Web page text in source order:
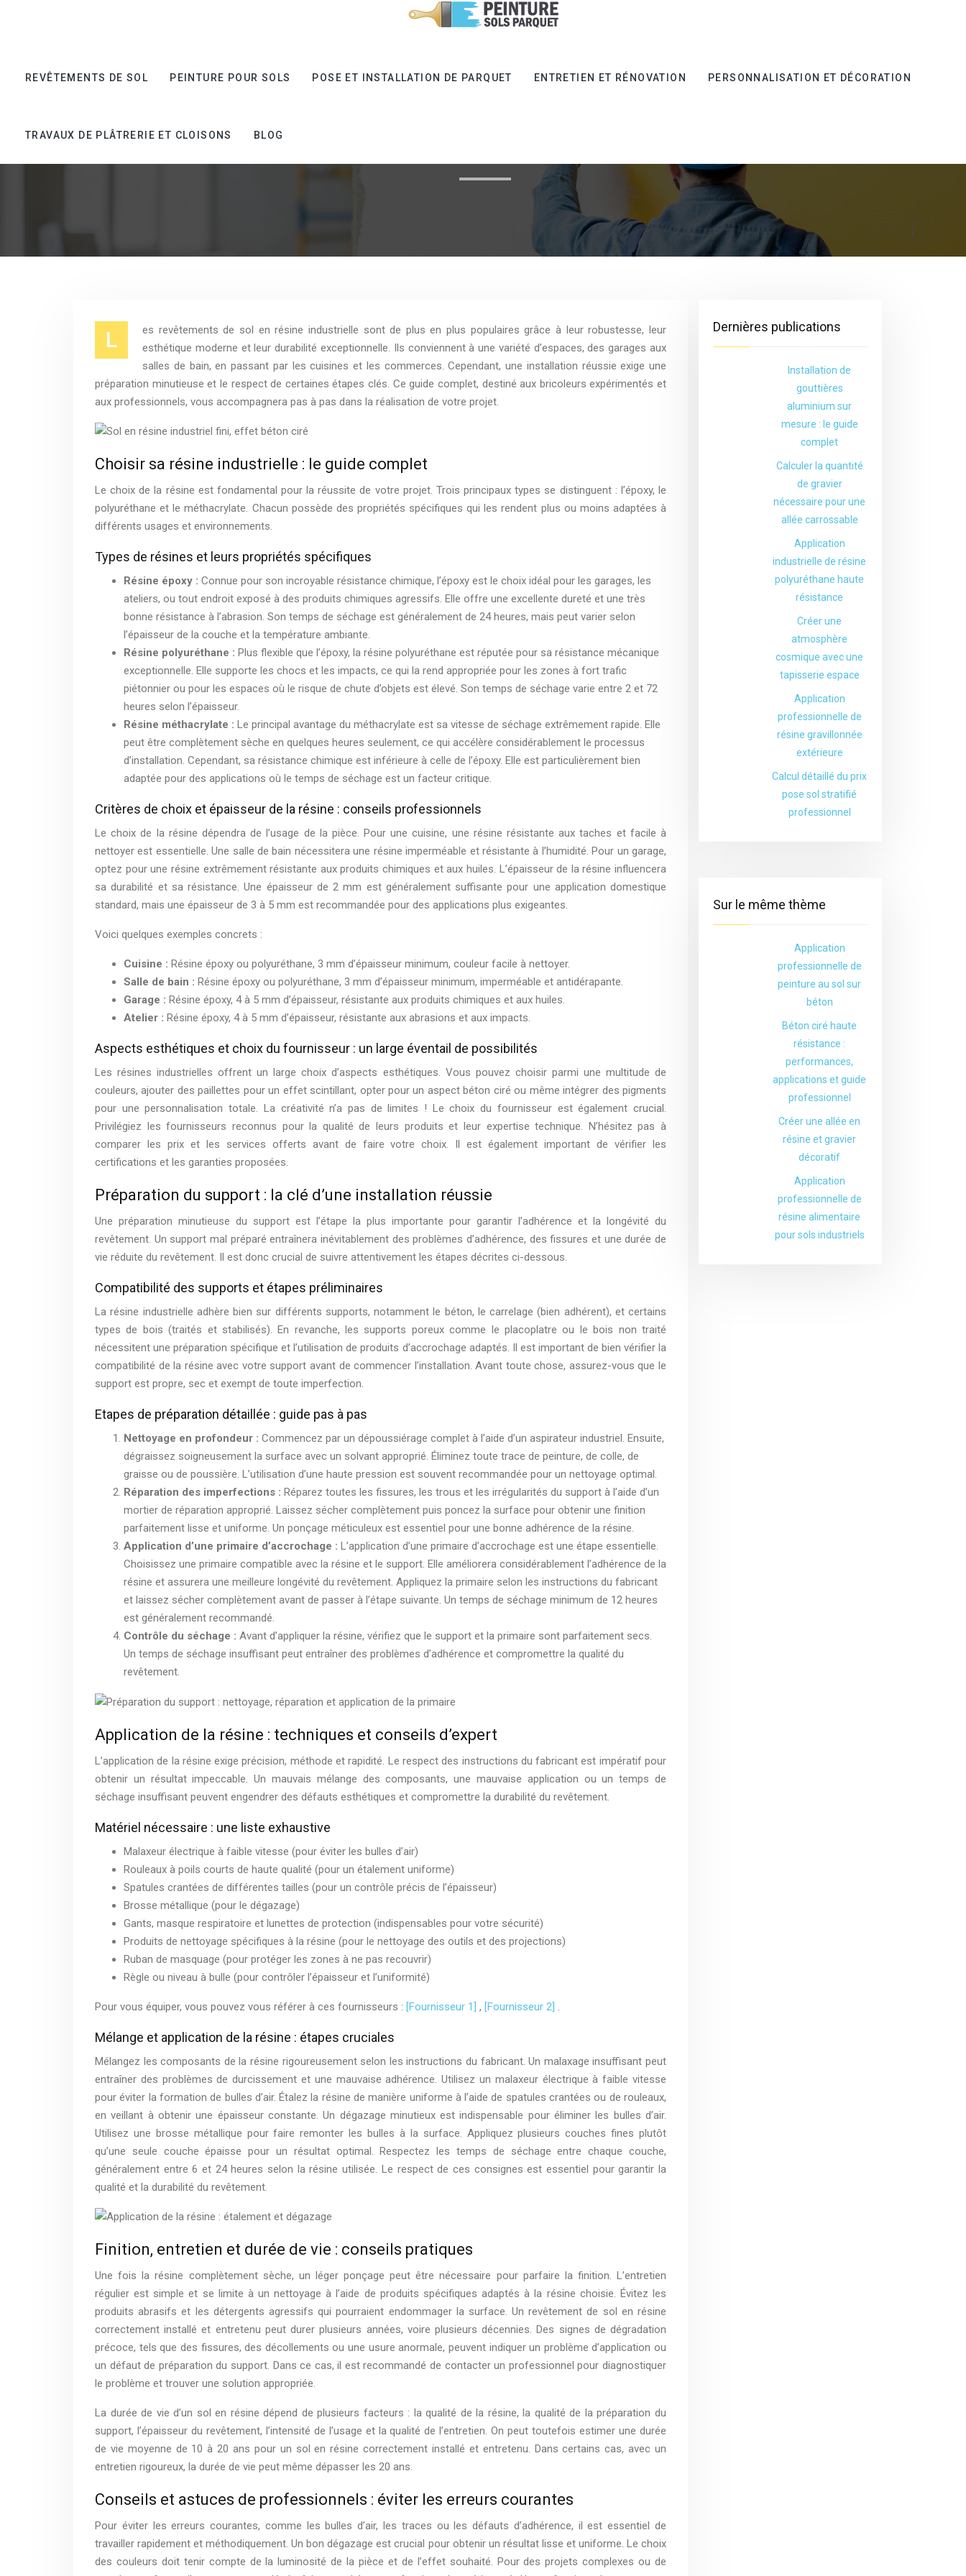
REVÊTEMENTS DE SOL PEINTURE POUR SOLS POSE ET INSTALLATION DE PARQUET ENTRETIEN ET RÉNOVATION PERSONNALISATION ET DÉCORATION
TRAVAUX DE PLÂTRERIE ET CLOISONS BLOG
GUIDE COMPLET POUR UN RÉSULTAT PROFESSIONNEL
L
es revêtements de sol en résine industrielle sont de plus en plus populaires grâce à leur robustesse, leur
esthétique moderne et leur durabilité exceptionnelle. Ils conviennent à une variété d’espaces, des garages aux
salles de bain, en passant par les cuisines et les commerces. Cependant, une installation réussie exige une
préparation minutieuse et le respect de certaines étapes clés. Ce guide complet, destiné aux bricoleurs expérimentés et
aux professionnels, vous accompagnera pas à pas dans la réalisation de votre projet.
Choisir sa résine industrielle : le guide complet
Le choix de la résine est fondamental pour la réussite de votre projet. Trois principaux types se distinguent : l’époxy, le
polyuréthane et le méthacrylate. Chacun possède des propriétés spécifiques qui les rendent plus ou moins adaptées à
différents usages et environnements.
Types de résines et leurs propriétés spécifiques
Résine époxy : Connue pour son incroyable résistance chimique, l’époxy est le choix idéal pour les garages, les
ateliers, ou tout endroit exposé à des produits chimiques agressifs. Elle offre une excellente dureté et une très
bonne résistance à l’abrasion. Son temps de séchage est généralement de 24 heures, mais peut varier selon
l’épaisseur de la couche et la température ambiante.
Résine polyuréthane : Plus flexible que l’époxy, la résine polyuréthane est réputée pour sa résistance mécanique
exceptionnelle. Elle supporte les chocs et les impacts, ce qui la rend appropriée pour les zones à fort trafic
piétonnier ou pour les espaces où le risque de chute d’objets est élevé. Son temps de séchage varie entre 2 et 72
heures selon l’épaisseur.
Résine méthacrylate : Le principal avantage du méthacrylate est sa vitesse de séchage extrêmement rapide. Elle
peut être complètement sèche en quelques heures seulement, ce qui accélère considérablement le processus
d’installation. Cependant, sa résistance chimique est inférieure à celle de l’époxy. Elle est particulièrement bien
adaptée pour des applications où le temps de séchage est un facteur critique.
Critères de choix et épaisseur de la résine : conseils professionnels
Le choix de la résine dépendra de l’usage de la pièce. Pour une cuisine, une résine résistante aux taches et facile à
nettoyer est essentielle. Une salle de bain nécessitera une résine imperméable et résistante à l’humidité. Pour un garage,
optez pour une résine extrêmement résistante aux produits chimiques et aux huiles. L’épaisseur de la résine influencera
sa durabilité et sa résistance. Une épaisseur de 2 mm est généralement suffisante pour une application domestique
standard, mais une épaisseur de 3 à 5 mm est recommandée pour des applications plus exigeantes.
Voici quelques exemples concrets :
Cuisine : Résine époxy ou polyuréthane, 3 mm d’épaisseur minimum, couleur facile à nettoyer.
Salle de bain : Résine époxy ou polyuréthane, 3 mm d’épaisseur minimum, imperméable et antidérapante.
Garage : Résine époxy, 4 à 5 mm d’épaisseur, résistante aux produits chimiques et aux huiles.
Atelier : Résine époxy, 4 à 5 mm d’épaisseur, résistante aux abrasions et aux impacts.
Aspects esthétiques et choix du fournisseur : un large éventail de possibilités
Les résines industrielles offrent un large choix d’aspects esthétiques. Vous pouvez choisir parmi une multitude de
couleurs, ajouter des paillettes pour un effet scintillant, opter pour un aspect béton ciré ou même intégrer des pigments
pour une personnalisation totale. La créativité n’a pas de limites ! Le choix du fournisseur est également crucial.
Privilégiez les fournisseurs reconnus pour la qualité de leurs produits et leur expertise technique. N’hésitez pas à
comparer les prix et les services offerts avant de faire votre choix. Il est également important de vérifier les
certifications et les garanties proposées.
Préparation du support : la clé d’une installation réussie
Une préparation minutieuse du support est l’étape la plus importante pour garantir l’adhérence et la longévité du
revêtement. Un support mal préparé entraînera inévitablement des problèmes d’adhérence, des fissures et une durée de
vie réduite du revêtement. Il est donc crucial de suivre attentivement les étapes décrites ci-dessous.
Compatibilité des supports et étapes préliminaires
La résine industrielle adhère bien sur différents supports, notamment le béton, le carrelage (bien adhérent), et certains
types de bois (traités et stabilisés). En revanche, les supports poreux comme le placoplatre ou le bois non traité
nécessitent une préparation spécifique et l’utilisation de produits d’accrochage adaptés. Il est important de bien vérifier la
compatibilité de la résine avec votre support avant de commencer l’installation. Avant toute chose, assurez-vous que le
support est propre, sec et exempt de toute imperfection.
Etapes de préparation détaillée : guide pas à pas
Nettoyage en profondeur : Commencez par un dépoussiérage complet à l’aide d’un aspirateur industriel. Ensuite,
dégraissez soigneusement la surface avec un solvant approprié. Éliminez toute trace de peinture, de colle, de
graisse ou de poussière. L’utilisation d’une haute pression est souvent recommandée pour un nettoyage optimal.
Réparation des imperfections : Réparez toutes les fissures, les trous et les irrégularités du support à l’aide d’un
mortier de réparation approprié. Laissez sécher complètement puis poncez la surface pour obtenir une finition
parfaitement lisse et uniforme. Un ponçage méticuleux est essentiel pour une bonne adhérence de la résine.
Application d’une primaire d’accrochage : L’application d’une primaire d’accrochage est une étape essentielle.
Choisissez une primaire compatible avec la résine et le support. Elle améliorera considérablement l’adhérence de la
résine et assurera une meilleure longévité du revêtement. Appliquez la primaire selon les instructions du fabricant
et laissez sécher complètement avant de passer à l’étape suivante. Un temps de séchage minimum de 12 heures
est généralement recommandé.
Contrôle du séchage : Avant d’appliquer la résine, vérifiez que le support et la primaire sont parfaitement secs.
Un temps de séchage insuffisant peut entraîner des problèmes d’adhérence et compromettre la qualité du
revêtement.
Application de la résine : techniques et conseils d’expert
L’application de la résine exige précision, méthode et rapidité. Le respect des instructions du fabricant est impératif pour
obtenir un résultat impeccable. Un mauvais mélange des composants, une mauvaise application ou un temps de
séchage insuffisant peuvent engendrer des défauts esthétiques et compromettre la durabilité du revêtement.
Matériel nécessaire : une liste exhaustive
Malaxeur électrique à faible vitesse (pour éviter les bulles d’air)
Rouleaux à poils courts de haute qualité (pour un étalement uniforme)
Spatules crantées de différentes tailles (pour un contrôle précis de l’épaisseur)
Brosse métallique (pour le dégazage)
Gants, masque respiratoire et lunettes de protection (indispensables pour votre sécurité)
Produits de nettoyage spécifiques à la résine (pour le nettoyage des outils et des projections)
Ruban de masquage (pour protéger les zones à ne pas recouvrir)
Règle ou niveau à bulle (pour contrôler l’épaisseur et l’uniformité)
Pour vous équiper, vous pouvez vous référer à ces fournisseurs : [Fournisseur 1] , [Fournisseur 2]
Mélange et application de la résine : étapes cruciales
Mélangez les composants de la résine rigoureusement selon les instructions du fabricant. Un malaxage insuffisant peut
entraîner des problèmes de durcissement et une mauvaise adhérence. Utilisez un malaxeur électrique à faible vitesse
pour éviter la formation de bulles d’air. Étalez la résine de manière uniforme à l’aide de spatules crantées ou de rouleaux,
en veillant à obtenir une épaisseur constante. Un dégazage minutieux est indispensable pour éliminer les bulles d’air.
Utilisez une brosse métallique pour faire remonter les bulles à la surface. Appliquez plusieurs couches fines plutôt
qu’une seule couche épaisse pour un résultat optimal. Respectez les temps de séchage entre chaque couche,
généralement entre 6 et 24 heures selon la résine utilisée. Le respect de ces consignes est essentiel pour garantir la
qualité et la durabilité du revêtement.
Finition, entretien et durée de vie : conseils pratiques
Une fois la résine complètement sèche, un léger ponçage peut être nécessaire pour parfaire la finition. L’entretien
régulier est simple et se limite à un nettoyage à l’aide de produits spécifiques adaptés à la résine choisie. Évitez les
produits abrasifs et les détergents agressifs qui pourraient endommager la surface. Un revêtement de sol en résine
correctement installé et entretenu peut durer plusieurs années, voire plusieurs décennies. Des signes de dégradation
précoce, tels que des fissures, des décollements ou une usure anormale, peuvent indiquer un problème d’application ou
un défaut de préparation du support. Dans ce cas, il est recommandé de contacter un professionnel pour diagnostiquer
le problème et trouver une solution appropriée.
La durée de vie d’un sol en résine dépend de plusieurs facteurs : la qualité de la résine, la qualité de la préparation du
support, l’épaisseur du revêtement, l’intensité de l’usage et la qualité de l’entretien. On peut toutefois estimer une durée
de vie moyenne de 10 à 20 ans pour un sol en résine correctement installé et entretenu. Dans certains cas, avec un
entretien rigoureux, la durée de vie peut même dépasser les 20 ans.
Conseils et astuces de professionnels : éviter les erreurs courantes
Pour éviter les erreurs courantes, comme les bulles d’air, les traces ou les défauts d’adhérence, il est essentiel de
travailler rapidement et méthodiquement. Un bon dégazage est crucial pour obtenir un résultat lisse et uniforme. Le choix
des couleurs doit tenir compte de la luminosité de la pièce et de l’effet souhaité. Pour des projets complexes ou de
Dernières publications
Installation de
gouttières
aluminium sur
mesure : le guide
complet
Calculer la quantité
de gravier
nécessaire pour une
allée carrossable
Application
industrielle de résine
polyuréthane haute
résistance
Créer une
atmosphère
cosmique avec une
tapisserie espace
Application
professionnelle de
résine gravillonnée
extérieure
Calcul détaillé du prix
pose sol stratifié
professionnel
Sur le même thème
Application
professionnelle de
peinture au sol sur
béton
Béton ciré haute
résistance :
performances,
applications et guide
professionnel
Créer une allée en
résine et gravier
décoratif
Application
professionnelle de
résine alimentaire
pour sols industriels